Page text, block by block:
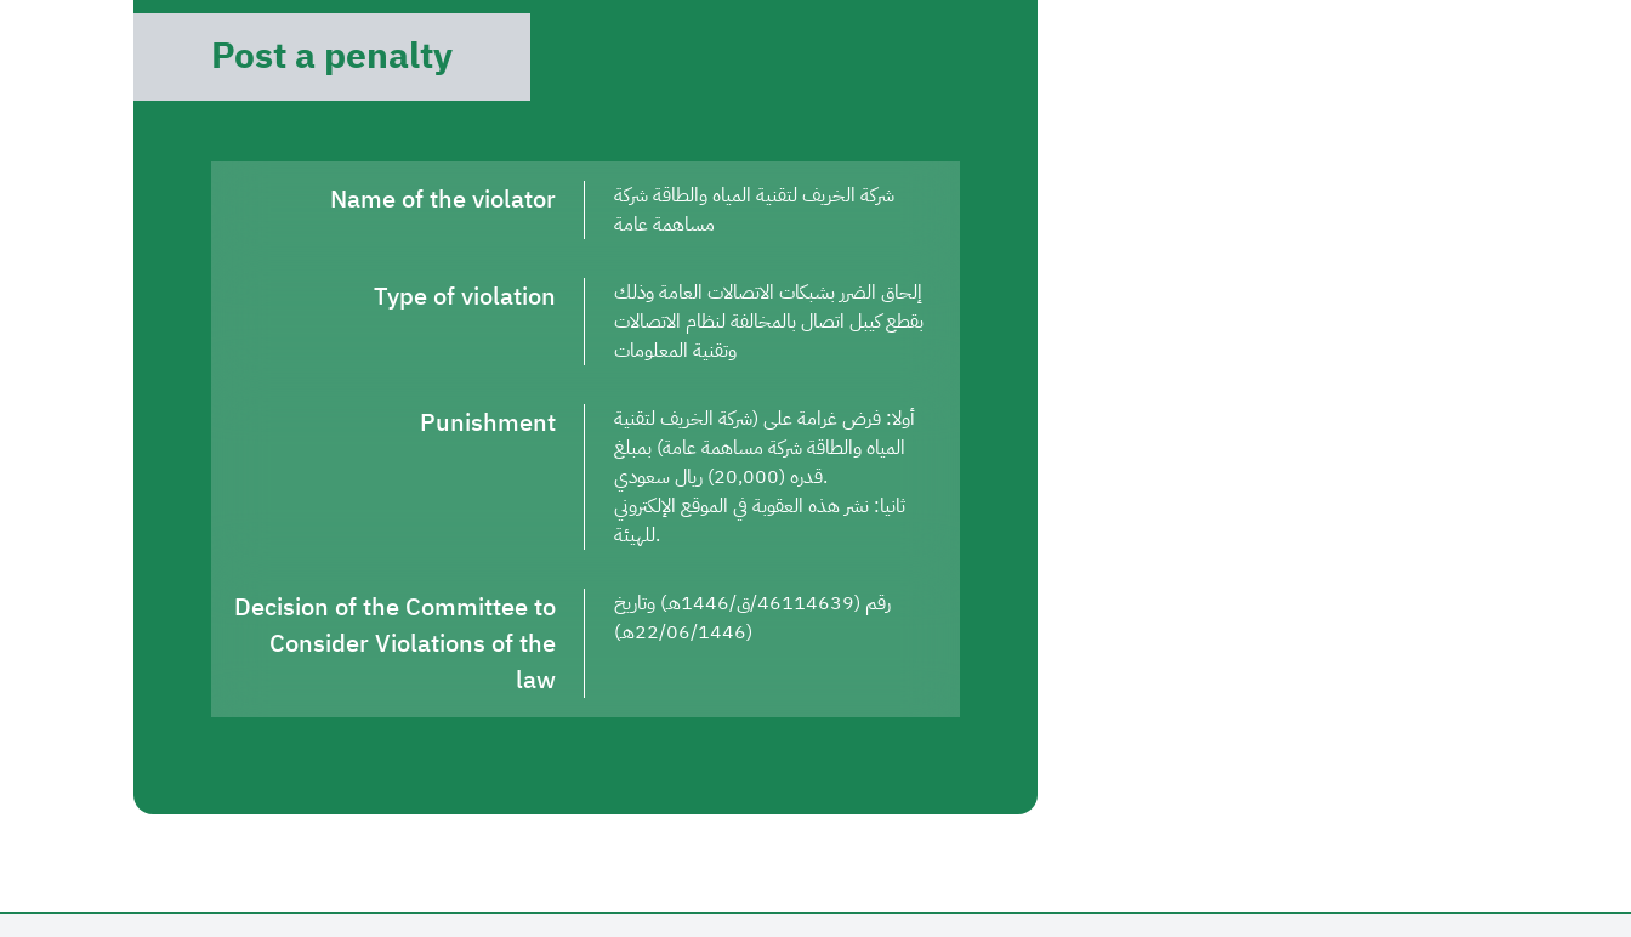
Post a penalty
Name of the violator
شركة الخريف لتقنية المياه والطاقة شركة
مساهمة عامة
Type of violation
إلحاق الضرر بشبكات الاتصالات العامة وذلك
بقطع كيبل اتصال بالمخالفة لنظام الاتصالات
وتقنية المعلومات
Punishment
أولا: فرض غرامة على (شركة الخريف لتقنية
المياه والطاقة شركة مساهمة عامة) بمبلغ
قدره (20,000) ريال سعودي.
ثانيا: نشر هذه العقوبة في الموقع الإلكتروني
للهيئة.
Decision of the Committee to
Consider Violations of the
law
رقم (46114639/ق/1446هـ) وتاريخ
(22/06/1446هـ)